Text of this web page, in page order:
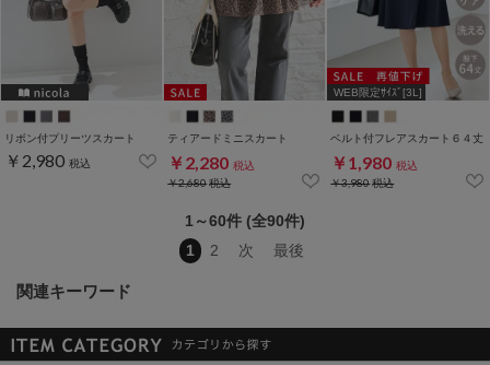
リボン付プリーツスカート
￥2,980 税込
ティアードミニスカート
￥2,280 税込
￥2,680税込
WEB限定ｻｲｽﾞ[3L]
ベルト付フレアスカート６４丈
￥1,980 税込
￥3,980税込
1～60件 (全90件)
1
2 次 最後
関連キーワード